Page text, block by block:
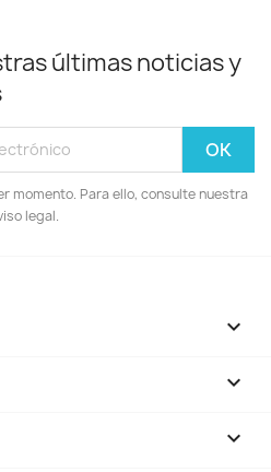
últimas noticias y
momento. Para ello, consulte nuestra
legal.


